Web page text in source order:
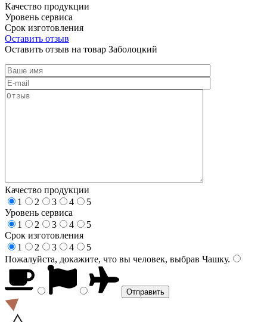
Качество продукции
Уровень сервиса
Срок изготовления
Оставить отзыв
Оставить отзыв на товар Заболоцкий
Качество продукции
1
2 3 4
5
Уровень сервиса
1
2 3 4
5
Срок изготовления
1
2 3 4
5
Пожалуйста, докажите, что вы человек, выбрав Чашку.